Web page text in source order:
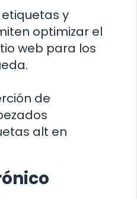
etiquetas y
optimizar el
web para los
de
alt en